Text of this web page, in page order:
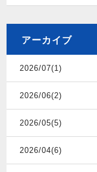
アーカイブ
2026/07(1)
2026/06(2)
2026/05(5)
2026/04(6)